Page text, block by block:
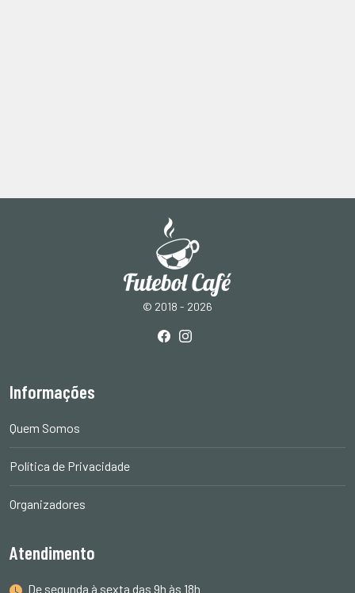
© 2018 - 2026
Informações
Quem Somos
Política de Privacidade
Organizadores
Atendimento
De segunda à sexta das 9h às 18h